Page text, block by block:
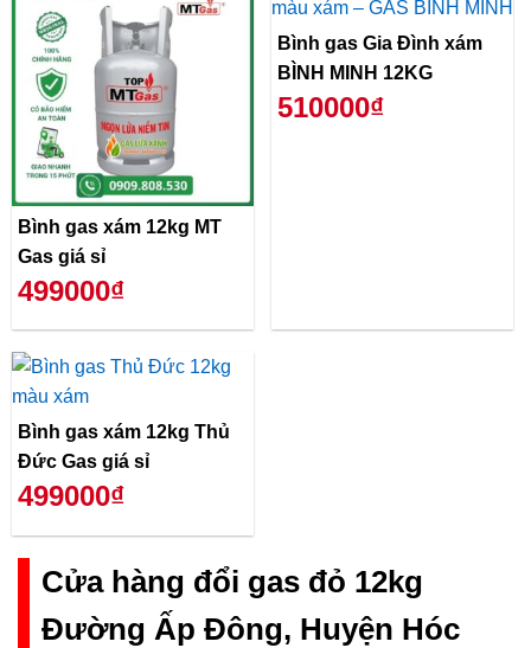
Bình gas xám 12kg MT
Gas giá sỉ
499000₫
Bình gas Gia Đình xám
BÌNH MINH 12KG
510000₫
Bình gas xám 12kg Thủ
Đức Gas giá sỉ
499000₫
Cửa hàng đổi gas đỏ 12kg
Đường Ấp Đông, Huyện Hóc